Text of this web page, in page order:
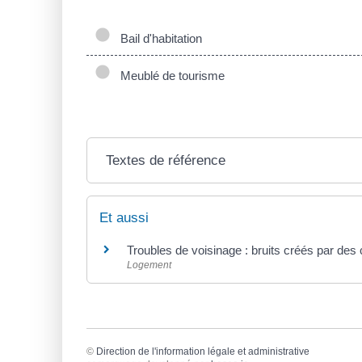
Bail d'habitation
Meublé de tourisme
Textes de référence
Et aussi
Troubles de voisinage : bruits créés par
Logement
© Direction de l'information légale et administrative